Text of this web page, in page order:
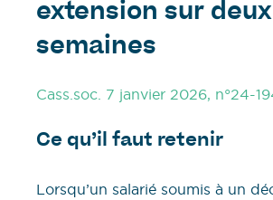
extension sur deux
semaines
Cass.soc. 7 janvier 2026, n°24-
Ce qu’il faut retenir
Lorsqu’un salarié soumis à un